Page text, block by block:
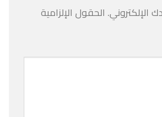
الإلكتروني. الحقول الإلزامية